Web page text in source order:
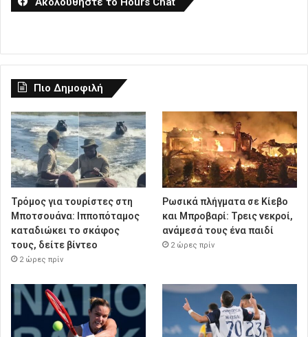
Πιο Δημοφιλή
Τρόμος για τουρίστες στη
Μποτσουάνα: Ιπποπόταμος
καταδιώκει το σκάφος
τους, δείτε βίντεο
2 ώρες πρίν
Ρωσικά πλήγματα σε Κίεβο
και Μπροβαρί: Τρεις νεκροί,
ανάμεσά τους ένα παιδί
2 ώρες πρίν